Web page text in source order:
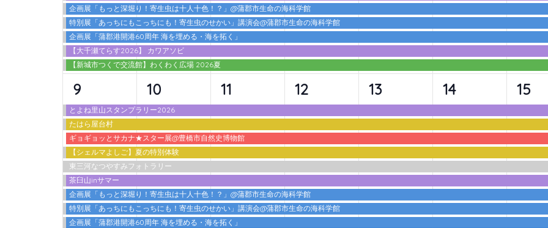
企画展「もっと深堀り！寄生虫は十人十色！？」@蒲郡市生命の海科学館
特別展「あっちにもこっちにも！寄生虫のせかい」講演会@蒲郡市生命の海科学館
企画展「蒲郡港開港60周年 海を埋める・海を拓く」
【大千瀬てらす2026】 カワアソビ
【新城市つくで交流館】わくわく広場 2026夏
12
イ
ベ
ン
ト,
9
とよね里山スタンプラリー2026
たはら屋台村
ギョギョッとサカナ★スター展@豊橋市自然史博物館
【シェルマよしご】夏の特別体験
東三河なつやすみフォトラリー
茶臼山inサマー
企画展「もっと深堀り！寄生虫は十人十色！？」@蒲郡市生命の海科学館
特別展「あっちにもこっちにも！寄生虫のせかい」講演会@蒲郡市生命の海科学館
企画展「蒲郡港開港60周年 海を埋める・海を拓く」
10
イ
ベ
ン
ト,
10
10
イ
ベ
ン
ト,
11
10
イ
ベ
ン
ト,
12
10
イ
ベ
ン
ト,
13
10
イ
ベ
ン
ト,
14
10
イ
ベ
ン
ト,
15